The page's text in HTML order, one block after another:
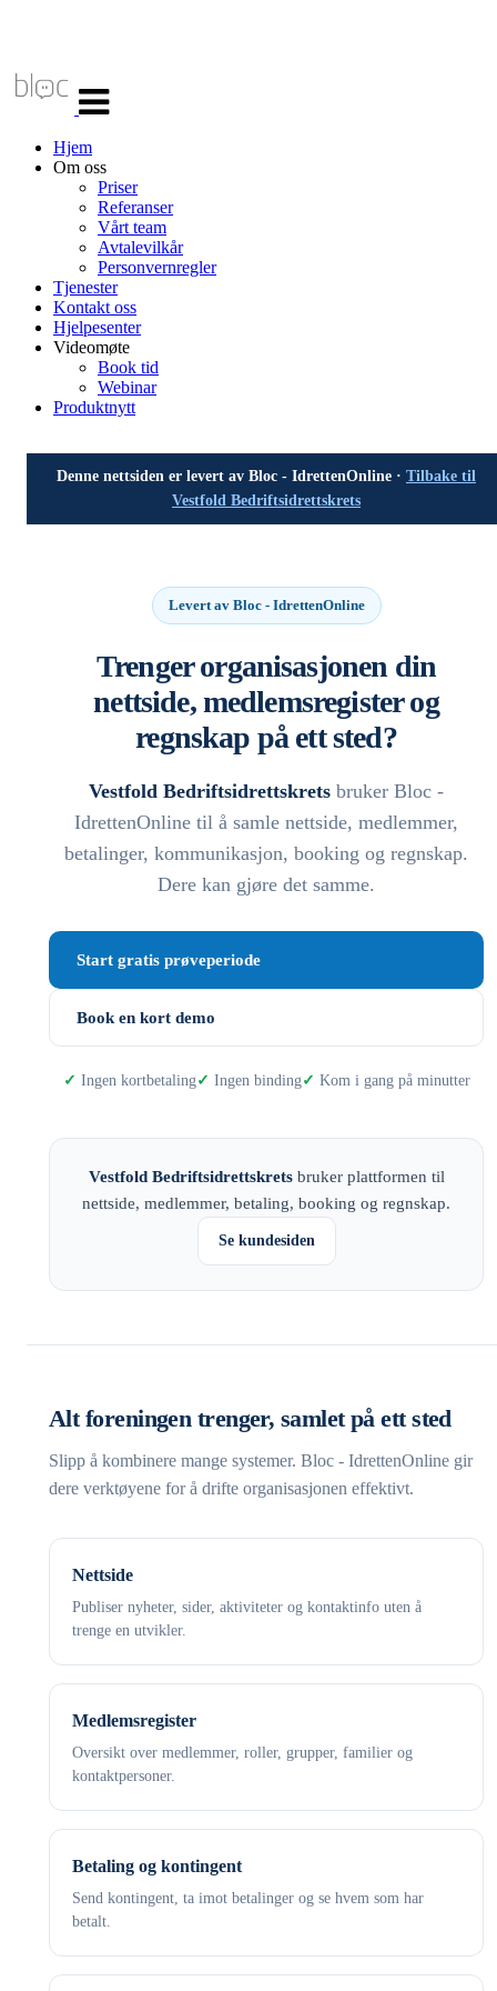
navigasjon
Hjem
Om oss
Priser
Referanser
Vårt team
Avtalevilkår
Personvernregler
Tjenester
Kontakt oss
Hjelpesenter
Videomøte
Book tid
Webinar
Produktnytt
Denne nettsiden er levert av Bloc - IdrettenOnline · Tilbake til
Vestfold Bedriftsidrettskrets
Levert av Bloc - IdrettenOnline
Trenger organisasjonen din
nettside, medlemsregister og
regnskap på ett sted?
Vestfold Bedriftsidrettskrets bruker Bloc -
IdrettenOnline til å samle nettside, medlemmer,
betalinger, kommunikasjon, booking og regnskap.
Dere kan gjøre det samme.
Start gratis prøveperiode
Book en kort demo
Ingen kortbetaling Ingen binding Kom i gang på minutter
Vestfold Bedriftsidrettskretsbruker plattformen til
nettside, medlemmer, betaling, booking og regnskap.
Se kundesiden
Alt foreningen trenger, samlet på ett sted
Slipp å kombinere mange systemer. Bloc - IdrettenOnline gir
dere verktøyene for å drifte organisasjonen effektivt.
Nettside
Publiser nyheter, sider, aktiviteter og kontaktinfo uten å
trenge en utvikler.
Medlemsregister
Oversikt over medlemmer, roller, grupper, familier og
kontaktpersoner.
Betaling og kontingent
Send kontingent, ta imot betalinger og se hvem som har
betalt.